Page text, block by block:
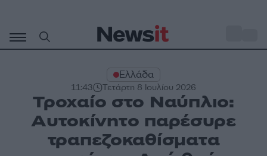
περιεχόμενο
Ελλάδα
11:43 Τετάρτη 8 Ιουλίου 2026
Τροχαίο στο Ναύπλιο:
Αυτοκίνητο παρέσυρε
τραπεζοκαθίσματα